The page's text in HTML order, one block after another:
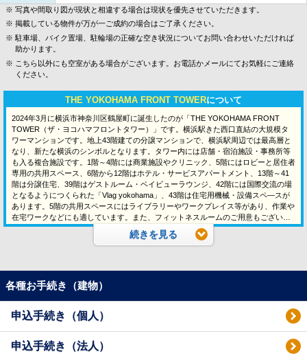
写真や間取り図が現状と相違する場合は現状を優先させていただきます。
掲載している物件が万が一ご成約の場合はご了承ください。
駐車場、バイク置場、駐輪場の正確な空き状況についてお問い合わせいただければ
助かります。
こちら以外にも空室がある場合がございます。お電話かメールにてお気軽にご連絡
ください。
THE YOKOHAMA FRONT TOWERについて
2024年3月に横浜市神奈川区鶴屋町に誕生したのが「THE YOKOHAMA FRONT
TOWER（ザ・ヨコハマフロントタワー）」です。横浜駅きた西口直結の大規模タ
ワーマンションです。地上43階建ての分譲マンションで、横浜駅周辺では最高層と
なり、新たな横浜のシンボルとなります。タワー内には店舗・宿泊施設・事務所等
も入る複合施設です。1階～4階には商業施設やクリニック、5階にはロビーと居住者
専用の共用スペース、6階から12階はホテル・サービスアパートメント、13階～41
階は分譲住宅、39階はゲストルーム・ベイビューラウンジ、42階には国際交流の場
となるようにつくられた「Vlag yokohama」、43階は住宅用機械・設備スペ―スが
あります。5階の共用スペースにはライブラリーやワークプレイス等があり、作業や
在宅ワークなどにも適しています。また、フィットネスルームのご用意もございま
すのでマンション内にいながら運動が出来るのも魅力です。専有部の間取りは1R〜
3LDK・専有面積は23.42㎡〜161.62㎡となっています。部屋内の設備には浄水器や
［物件交通］「横浜」駅のきた西口直結の徒歩3分です。横浜駅にはJR線をはじめ
とする多くの路線が乗り入れており、都内や神奈川県内へのアクセスに大変優れて
ミナル駅まで28分です。またJR線利用で東京駅まで25分、新宿駅まで36分です。
［共用施設］ベイビューラウンジ・ライブラリーサロン・ワークプレイス・フィッ
トネスルーム・パーティーラウンジ・キッズスペース・ゲストスイート
続きを見る
各種お手続き（建物）
申込手続き（個人）
申込手続き（法人）